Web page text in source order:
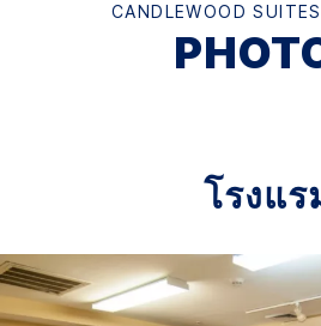
CANDLEWOOD SUITES
โรงแร